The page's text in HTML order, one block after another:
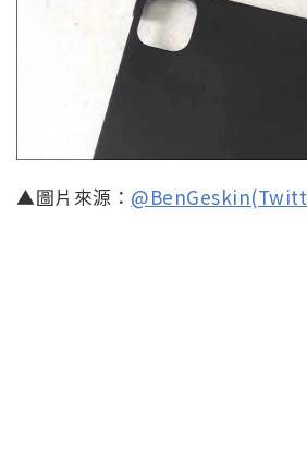
▲圖片來源：